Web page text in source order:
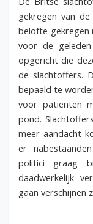
gekregen van
belofte
voor de
opgericht die
de slachtoffers.
bepaald te
voor patiënten
pond.
meer aandacht
er
politici graag
daadwerkelijk
gaan verschijnen